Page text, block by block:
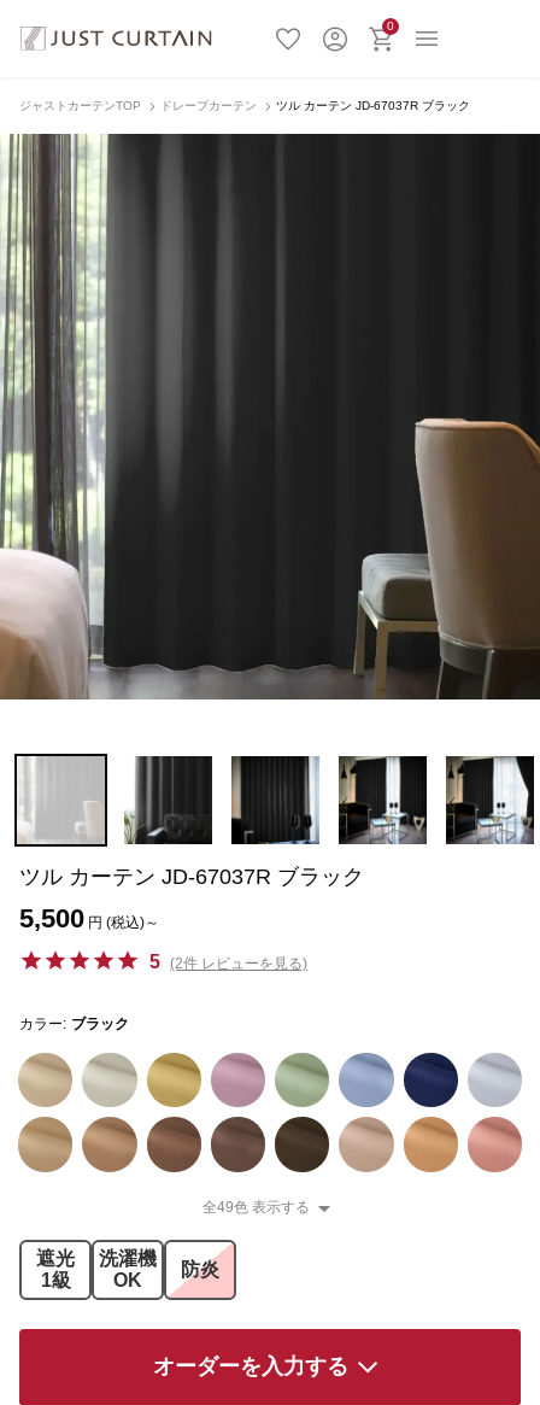
0
ジャストカーテンTOP ドレープカーテン ツル カーテン JD-67037R ブラック
ツル カーテン JD-67037R ブラック
5,500 円 (税込)～
5 (2件 レビューを見る)
カラー: ブラック
全49色 表示する
遮光
1級
洗濯機
OK
防炎
オーダーを入力する